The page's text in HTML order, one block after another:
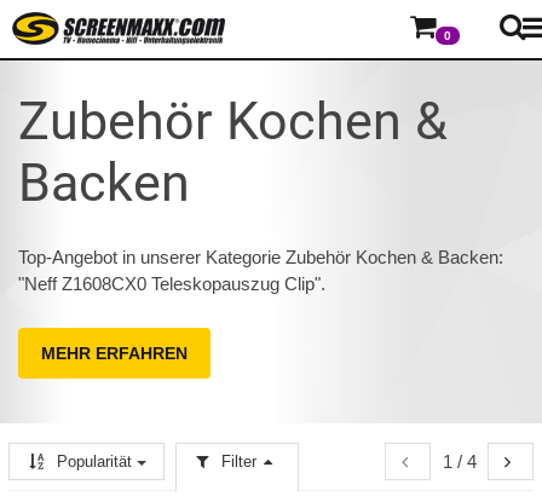
0
Zubehör Kochen &
Backen
Top-Angebot in unserer Kategorie Zubehör Kochen & Backen:
"Neff Z1608CX0 Teleskopauszug Clip".
MEHR ERFAHREN
1 / 4
Popularität Filter